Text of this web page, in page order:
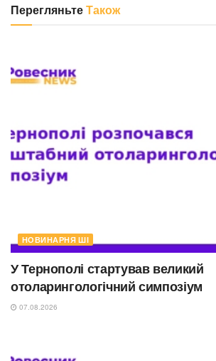
ПерегляньтеТакож
НОВИНАРНЯ ШІ
У Тернополі стартував великий
отоларингологічний симпозіум
07.08.2026